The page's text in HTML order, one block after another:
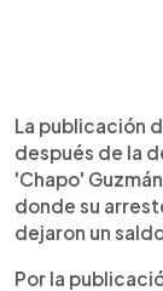
La publicación
después de la
'Chapo'
donde su
dejaron un
Por la